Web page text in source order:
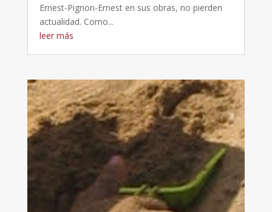
Ernest-Pignon-Ernest en sus obras, no pierden
actualidad. Como...
leer más